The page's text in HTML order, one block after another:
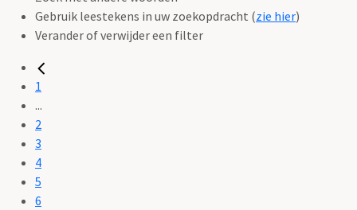
Gebruik leestekens in uw zoekopdracht (zie hier)
Verander of verwijder een filter
1
...
2
3
4
5
6